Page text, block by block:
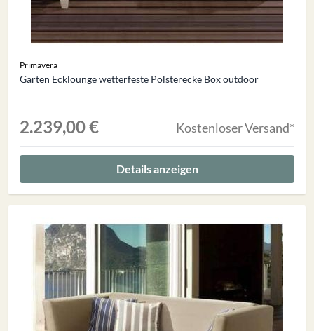
Primavera
Garten Ecklounge wetterfeste Polsterecke Box outdoor
2.239,00 € Kostenloser Versand*
Details anzeigen